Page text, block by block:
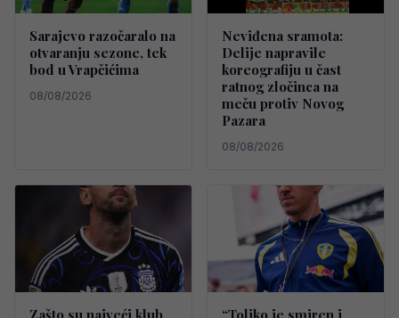
Sarajevo razočaralo na
otvaranju sezone, tek
bod u Vrapčićima
08/08/2026
Neviđena sramota:
Delije napravile
koreografiju u čast
ratnog zločinca na
meču protiv Novog
Pazara
08/08/2026
Zašto su najveći klub “Toliko je smiren i